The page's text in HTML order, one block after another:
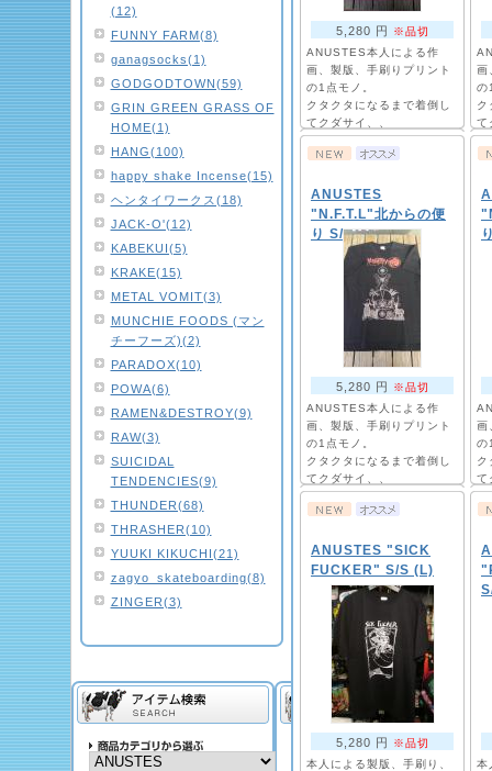
(12)
FUNNY FARM(8)
ganagsocks(1)
GODGODTOWN(59)
GRIN GREEN GRASS OF
HOME(1)
HANG(100)
happy shake Incense(15)
ヘンタイワークス(18)
JACK-O'(12)
KABEKUI(5)
KRAKE(15)
METAL VOMIT(3)
MUNCHIE FOODS (マン
チーフーズ)(2)
PARADOX(10)
POWA(6)
RAMEN&DESTROY(9)
RAW(3)
SUICIDAL
TENDENCIES(9)
THUNDER(68)
THRASHER(10)
YUUKI KIKUCHI(21)
zagyo_skateboarding(8)
ZINGER(3)
5,280 円
※品切
ANUSTES本人による作
画、製版、手刷りプリント
の1点モノ。
クタクタになるまで着倒し
てクダサイ、、
画
の
ク
て
ANUSTES
"N.F.T.L"北からの便
り S/S Tee (L)
5,280 円
※品切
ANUSTES本人による作
画、製版、手刷りプリント
の1点モノ。
クタクタになるまで着倒し
てクダサイ、、
画
の
ク
て
ANUSTES "SICK
FUCKER" S/S (L)
5,280 円
※品切
本人による製版、手刷り、
本